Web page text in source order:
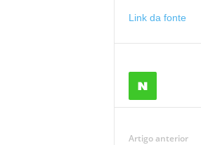
Link da fonte
Artigo anterior